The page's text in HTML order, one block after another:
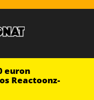
euron
Reactoonz-